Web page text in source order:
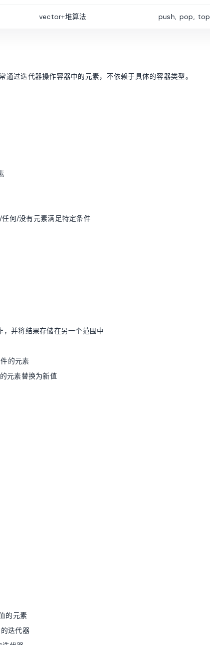
vector+堆算法 push, pop, top
过迭代器操作容器中的元素，不依赖于具体的容器类型。
何/没有元素满足特定条件
并将结果存储在另一个范围中
的元素
元素替换为新值
的元素
迭代器